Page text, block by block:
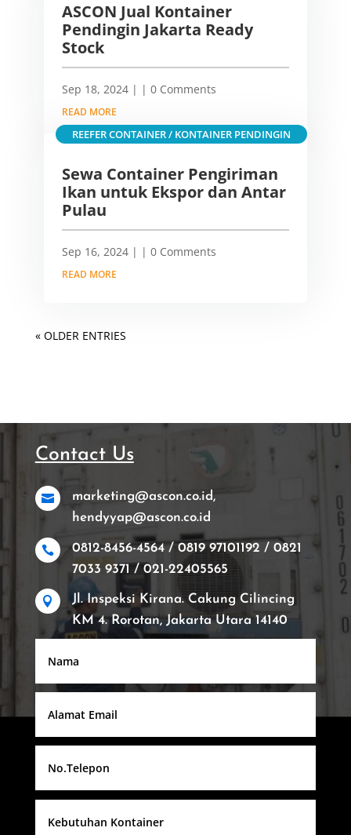
ASCON Jual Kontainer
Pendingin Jakarta Ready
Stock
Sep 18, 2024| | 0 Comments
READ MORE
Sewa Container Pengiriman
Ikan untuk Ekspor dan Antar
Pulau
Sep 16, 2024|
REEFER CONTAINER / KONTAINER PENDINGIN
| 0 Comments
READ MORE
« OLDER ENTRIES
Contact Us

marketing@ascon.co.id,
hendyyap@ascon.co.id

0812-8456-4564 / 0819 97101192 / 0821
7033 9371 / 021-22405565

Jl. Inspeksi Kirana. Cakung Cilincing
KM 4. Rorotan, Jakarta Utara 14140